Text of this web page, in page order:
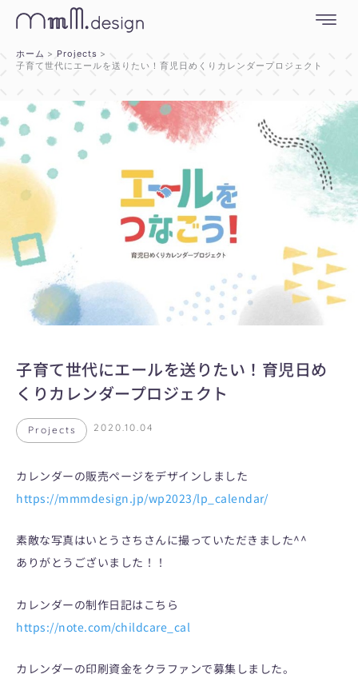
プ
ホーム
Projects
子育て世代にエールを送りたい！育児日めくりカレンダープロジェクト
子育て世代にエールを送りたい！育児日め
くりカレンダープロジェクト
Projects 2020.10.04
カレンダーの販売ページをデザインしました
https://mmmdesign.jp/wp2023/lp_calendar/
素敵な写真はいとうさちさんに撮っていただきました^^
ありがとうございました！！
カレンダーの制作日記はこちら
https://note.com/childcare_cal
カレンダーの印刷資金をクラファンで募集しました。